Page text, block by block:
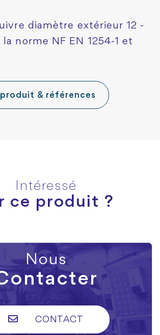
diamètre extérieur 12 -
norme NF EN 1254-1 et
& références
Intéressé
ce produit ?
Nous
CONTACT